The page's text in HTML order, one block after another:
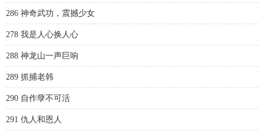
286 神奇武功，震撼少女
278 我是人心换人心
288 神龙山一声巨响
289 抓捕老韩
290 自作孽不可活
291 仇人和恩人